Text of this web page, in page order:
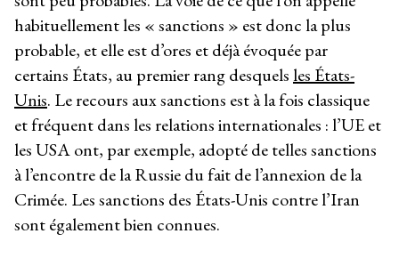
habituellement les « sanctions » est donc la plus
probable, et elle est d’ores et déjà évoquée par
certains États, au premier rang desquelsles États-
Unis. Le recours aux sanctions est à la fois classique
et fréquent dans les relations internationales : l’UE et
les USA ont, par exemple, adopté de telles sanctions
à l’encontre de la Russie du fait de l’annexion de la
Crimée. Les sanctions des États-Unis contre l’Iran
sont également bien connues.